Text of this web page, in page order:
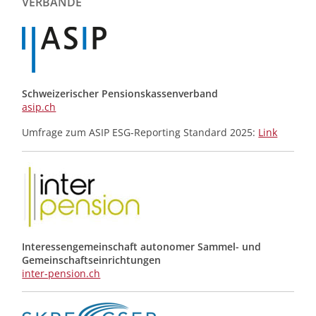
Schweizerischer Pensionskassenverband
asip.ch
Umfrage zum ASIP ESG-Reporting Standard 2025: Link
Interessengemeinschaft autonomer Sammel- und
Gemeinschafts­einrichtungen
inter-pension.ch